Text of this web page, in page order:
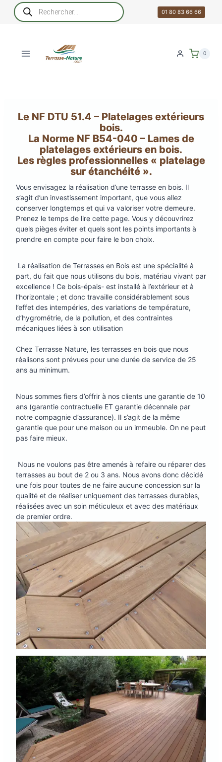
Recherche
de
produits
01 80 83 66 66
0
Le NF DTU 51.4 – Platelages extérieurs
bois.
La Norme NF B54-040 – Lames de
platelages extérieurs en bois.
Les règles professionnelles « platelage
sur étanchéité ».
Vous envisagez la réalisation d’une terrasse en bois. Il
s’agit d’un investissement important, que vous allez
conserver longtemps et qui va valoriser votre demeure.
Prenez le temps de lire cette page. Vous y découvrirez
quels pièges éviter et quels sont les points importants à
prendre en compte pour faire le bon choix.
La réalisation de Terrasses en Bois est une spécialité à
part, du fait que nous utilisons du bois, matériau vivant par
excellence ! Ce bois-épais- est installé à l’extérieur et à
l’horizontale ; et donc travaille considérablement sous
l’effet des intempéries, des variations de température,
d’hygrométrie, de la pollution, et des contraintes
mécaniques liées à son utilisation
Chez Terrasse Nature, les terrasses en bois que nous
réalisons sont prévues pour une durée de service de 25
ans au minimum.
Nous sommes fiers d’offrir à nos clients une garantie de 10
ans (garantie contractuelle ET garantie décennale par
notre compagnie d’assurance). Il s’agit de la même
garantie que pour une maison ou un immeuble. On ne peut
pas faire mieux.
Nous ne voulons pas être amenés à refaire ou réparer des
terrasses au bout de 2 ou 3 ans. Nous avons donc décidé
une fois pour toutes de ne faire aucune concession sur la
qualité et de réaliser uniquement des terrasses durables,
réalisées avec un soin méticuleux et avec des matériaux
de premier ordre.